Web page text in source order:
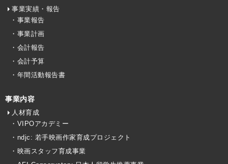
事業実績・報告
・事業報告
・事業計画
・会計報告
・会計予算
・年間活動報告書
事業内容
人材育成
・VIPOアカデミー
・ndjc: 若手映画作家育成プロジェクト
・映画スタッフ育成事業